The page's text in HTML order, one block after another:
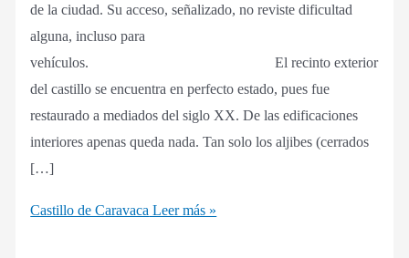
de la ciudad. Su acceso, señalizado, no reviste dificultad
alguna, incluso para
vehículos. El recinto exterior
del castillo se encuentra en perfecto estado, pues fue
restaurado a mediados del siglo XX. De las edificaciones
interiores apenas queda nada. Tan solo los aljibes (cerrados
[…]
Castillo de Caravaca Leer más »